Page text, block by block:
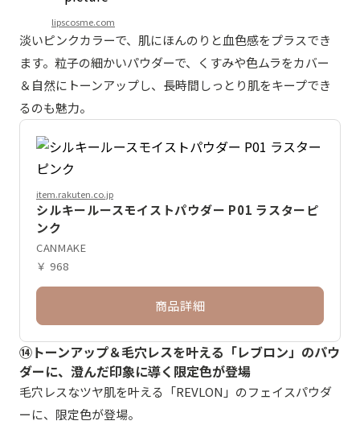
lipscosme.com
淡いピンクカラーで、肌にほんのりと血色感をプラスでき
ます。粒子の細かいパウダーで、くすみや色ムラをカバー
＆自然にトーンアップし、長時間しっとり肌をキープでき
るのも魅力。
item.rakuten.co.jp
シルキールースモイストパウダー P01 ラスターピ
ンク
CANMAKE
￥ 968
商品詳細
⑭トーンアップ＆毛穴レスを叶える「レブロン」のパウ
ダーに、澄んだ印象に導く限定色が登場
毛穴レスなツヤ肌を叶える「REVLON」のフェイスパウダ
ーに、限定色が登場。